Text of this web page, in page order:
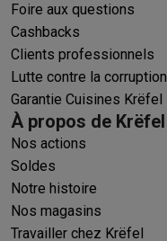
Foire aux questions
Cashbacks
Clients professionnels
Lutte contre la corruption
Garantie Cuisines Krëfel
À propos de Krëfel
Nos actions
Soldes
Notre histoire
Nos magasins
Travailler chez Krëfel